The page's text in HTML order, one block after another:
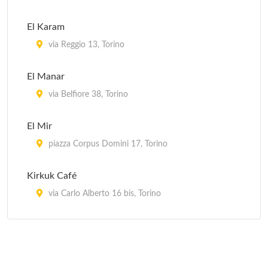
El Karam
via Reggio 13, Torino
El Manar
via Belfiore 38, Torino
El Mir
piazza Corpus Domini 17, Torino
Kirkuk Café
via Carlo Alberto 16 bis, Torino